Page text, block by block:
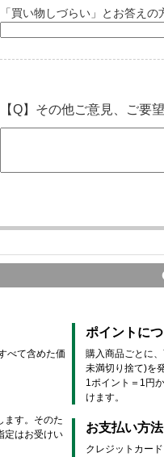
「買い物しづらい」とお答え
【Q】その他ご意見、ご要
べて含めた価
ます。そのた
定はお受けい
ポイントに
購入商品ごとに
未満切り捨て)を
1ポイント＝1円
けます。
お支払い方
クレジットカー